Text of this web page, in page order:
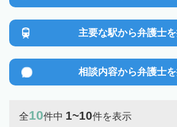
主要な駅から弁護士
相談内容から弁護士
全10件中 1~10件を表示